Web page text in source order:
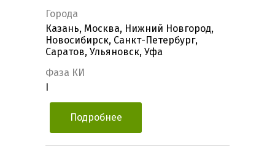
Города
Казань, Москва, Нижний Новгород,
Новосибирск, Санкт-Петербург,
Саратов, Ульяновск, Уфа
Фаза КИ
Подробнее